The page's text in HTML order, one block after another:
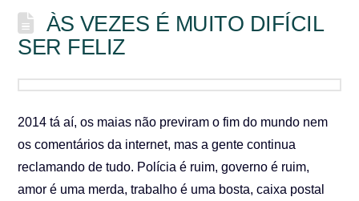
ÀS VEZES É MUITO DIFÍCIL
SER FELIZ
2014 tá aí, os maias não previram o fim do mundo nem
os comentários da internet, mas a gente continua
reclamando de tudo. Polícia é ruim, governo é ruim,
amor é uma merda, trabalho é uma bosta, caixa postal